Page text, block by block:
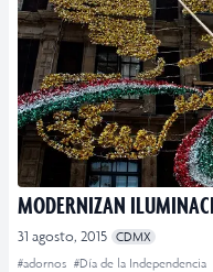
MODERNIZAN
31 agosto, 2015 CDMX
#adornos #Día de la Independencia